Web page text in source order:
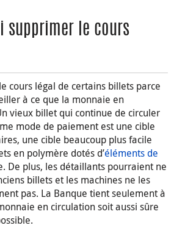
supprimer le cours
cours légal de certains billets parce
à ce que la monnaie en
vieux billet qui continue de circuler
mode de paiement est une cible
une cible beaucoup plus facile
en polymère dotés d’éléments de
De plus, les détaillants pourraient ne
billets et les machines ne les
pas. La Banque tient seulement à
en circulation soit aussi sûre